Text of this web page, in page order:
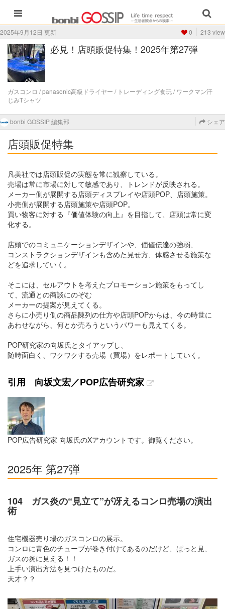
2025年9月12日 更新 0 213 view
必見！店頭販促特集！2025年第27弾
ガスコンロ / panasonic高級ドライヤー / トレーディング食玩 / ワークマン汗
じみTシャツ
bonbi GOSSIP 編集部 シェア
店頭販促特集
凡美社では店頭販促の実態を常に観察している。
売場は常に市場に対して敏感であり、トレンドが反映される。
メーカー側が展開する店頭ディスプレイや店頭POP、店頭施策。
小売側が展開する店頭施策や店頭POP。
買い物客に対する『価値体験の向上』を目指して、店頭は常に変
化する。
店頭でのコミュニケーションデザインや、価値伝達の強弱、
コンストラクションデザインも含めた見せ方、体感させる施策な
どを追求していく。
そこには、セルアウトを考えたプロモーション施策をもってし
て、流通との商談にのぞむ
メーカーの提案が見えてくる。
さらに小売り側の商品陳列の仕方や店頭POPからは、今の時世に
あわせながら、何とか売ろうというパワーも見えてくる。
POP研究家の向坂氏とタイアップし、
随時面白く、ワクワクする売場（買場）をレポートしていく。
引用 向坂文宏／POP広告研究家
POP広告研究家 向坂氏のXアカウントです。御覧ください。
2025年 第27弾
104 ガス炎の“見立て”が冴えるコンロ売場の演出
術
住宅機器売り場のガスコンロの展示。
コンロに青色のチューブが巻き付けてあるのだけど、ぱっと見、
ガスの炎に見える！！
上手い演出方法を見つけたものだ。
天才？？